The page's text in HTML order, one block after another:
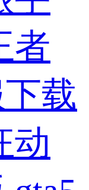
者
载
动